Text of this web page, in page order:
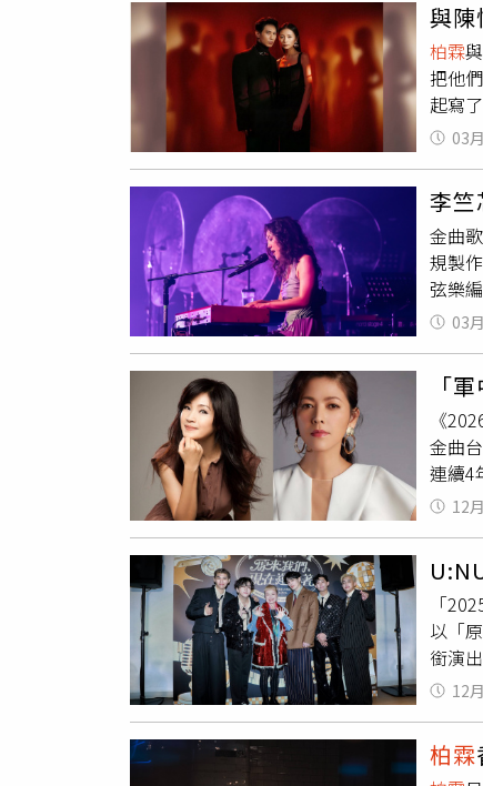
榮獲
展、
籲大
一人
包容
發
母親
音設
誠 再
南人
欣 盜
劇 最
男演
曾睿
《
士比
與
柏霖
把他
起寫
歌〈
表
和弦
老師
在錄
那種
不是
值得
時光
新蹲
03
李竺
金曲
規製
弦樂
同台
供）
紅、
演唱
台南
的經
具歷
03
「
《
金曲
連續4
陪伴
讓
演出
嘉賓
以及
時代
次登
供）
一
黃偉
運動
12
「
以「
銜演
「愛
具
雙方
說：
12
柏霖